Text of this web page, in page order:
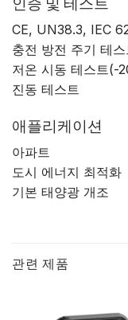
CE, UN38.3, IEC
충전 방전 주기 테스
저온 시동 테스트(-
진동 테스트
애플리케이션
아파트
도시 에너지 최적화
기본 태양광 개조
관련 제품